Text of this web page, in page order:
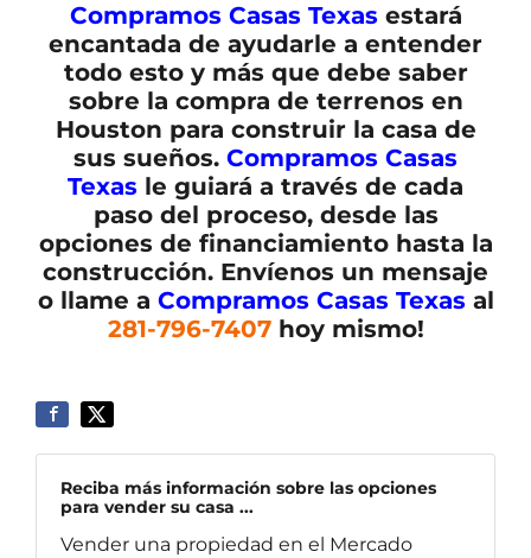
Compramos Casas Texas estará
encantada de ayudarle a entender
todo esto y más que debe saber
sobre la compra de terrenos en
Houston para construir la casa de
sus sueños. Compramos Casas
Texas le guiará a través de cada
paso del proceso, desde las
opciones de financiamiento hasta la
construcción. Envíenos un mensaje
o llame a Compramos Casas Texas al
281-796-7407hoy mismo!
Reciba más información sobre las opciones
para vender su casa ...
Vender una propiedad en el Mercado